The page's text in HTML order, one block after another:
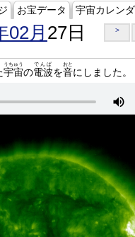
お宝データ 宇宙カレン
02月 27日 >
宇宙
うちゅう
の電波
でんぱ
を音
おと
にしました。